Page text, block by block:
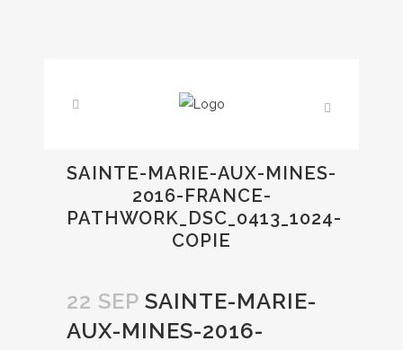
SAINTE-MARIE-AUX-MINES-
2016-FRANCE-
PATHWORK_DSC_0413_1024-
COPIE
22 SEP SAINTE-MARIE-
AUX-MINES-2016-